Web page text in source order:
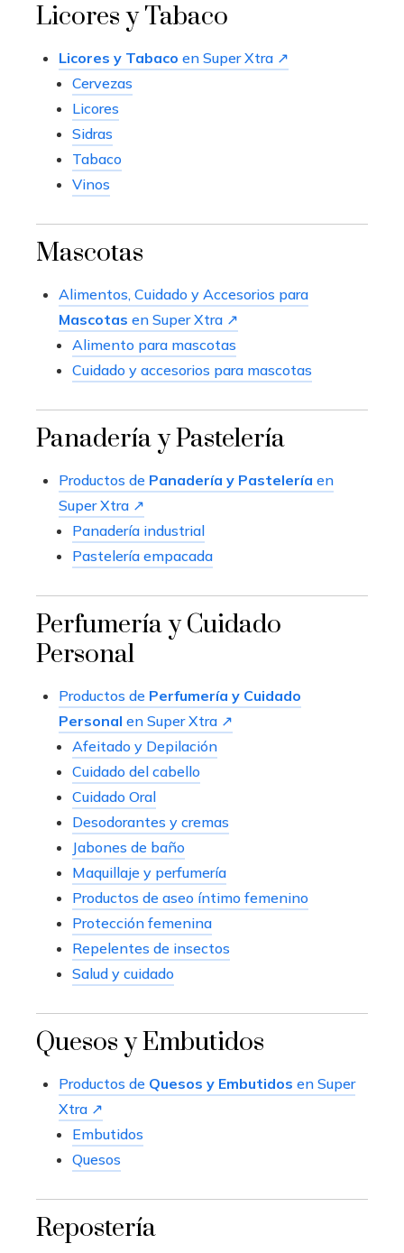
Licores y Tabaco
Licores y Tabaco en Super Xtra ↗
Cervezas
Licores
Sidras
Tabaco
Vinos
Mascotas
Alimentos, Cuidado y Accesorios para
Mascotas en Super Xtra ↗
Alimento para mascotas
Cuidado y accesorios para mascotas
Panadería y Pastelería
Productos de Panadería y Pastelería en
Super Xtra ↗
Panadería industrial
Pastelería empacada
Perfumería y Cuidado
Personal
Productos de Perfumería y Cuidado
Personal en Super Xtra ↗
Afeitado y Depilación
Cuidado del cabello
Cuidado Oral
Desodorantes y cremas
Jabones de baño
Maquillaje y perfumería
Productos de aseo íntimo femenino
Protección femenina
Repelentes de insectos
Salud y cuidado
Quesos y Embutidos
Productos de Quesos y Embutidos en Super
Xtra ↗
Embutidos
Quesos
Repostería